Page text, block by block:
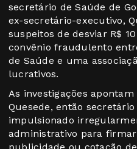
secretário de Saúde de
ex-secretário-executivo,
suspeitos de desviar R$
convênio fraudulento
de Saúde e uma
lucrativos.
As investigações
Quesede, então
impulsionado
administrativo para